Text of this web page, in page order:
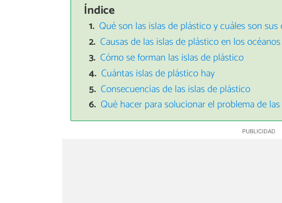
Índice
Qué son las islas de plástico y cuáles son sus
Causas de las islas de plástico en los océanos
Cómo se forman las islas de plástico
Cuántas islas de plástico hay
Consecuencias de las islas de plástico
Qué hacer para solucionar el problema de